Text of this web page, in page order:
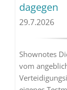
dagegen
29.7.2026
Shownotes
vom